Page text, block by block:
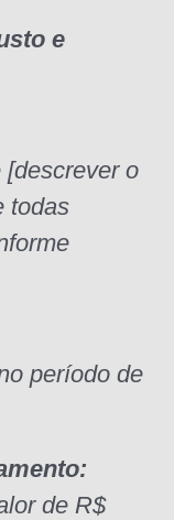
e
o
todas
período de
de R$